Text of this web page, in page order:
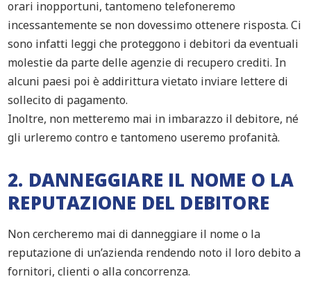
orari inopportuni, tantomeno telefoneremo
incessantemente se non dovessimo ottenere risposta. Ci
sono infatti leggi che proteggono i debitori da eventuali
molestie da parte delle agenzie di recupero crediti. In
alcuni paesi poi è addirittura vietato inviare lettere di
sollecito di pagamento.
Inoltre, non metteremo mai in imbarazzo il debitore, né
gli urleremo contro e tantomeno useremo profanità.
2. DANNEGGIARE IL NOME O LA
REPUTAZIONE DEL DEBITORE
Non cercheremo mai di danneggiare il nome o la
reputazione di un’azienda rendendo noto il loro debito a
fornitori, clienti o alla concorrenza.